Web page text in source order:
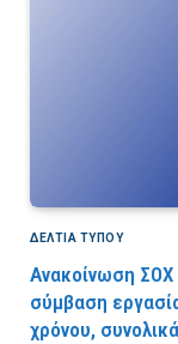
ΔΕΛΤΙΑ ΤΥΠΟΥ
Ανακοίνωση
σύμβαση
χρόνου,